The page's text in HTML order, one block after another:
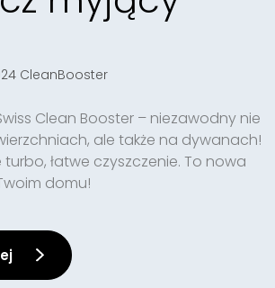
CleanBooster
Clean Booster – niezawodny nie
ale także na dywanach!
łatwe czyszczenie. To nowa
domu!